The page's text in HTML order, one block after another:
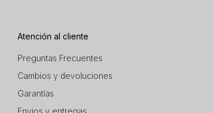
Atención al cliente
Preguntas Frecuentes
Cambios y devoluciones
Garantías
Envios y entregas